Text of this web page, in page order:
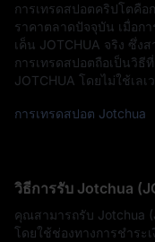
การเทรดสปอตคริปโตคือ
ราคาตลาดปัจจุบัน เมื่อก
เค็น JOTCHUA จริง ซึ่ง
การเทรดสปอตถือเป็นวิธี
JOTCHUA โดยไม่ใช้เลเ
การเทรดสปอต Jotchua
วิธีการรับ Jotchua
คุณสามารถรับ Jotchua
โดยใช้ช่องทางการชำระ